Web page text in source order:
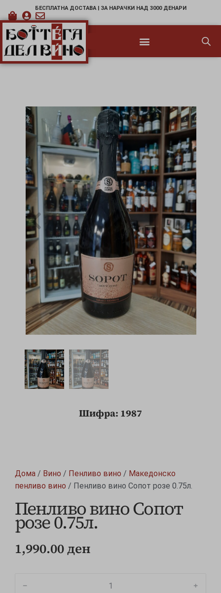
БЕСПЛАТНА ДОСТАВА | ЗА НАРАЧКИ НАД 3000 ДЕНАРИ
Шифра: 1987
Дома / Вино / Пенливо вино / Македонско
пенливо вино / Пенливо вино Сопот розе 0.75л.
Пенливо вино Сопот
розе 0.75л.
1,990.00ден
﹣ ﹢